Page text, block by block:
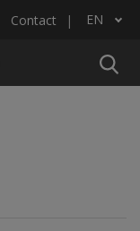
Contact EN
List additional actions